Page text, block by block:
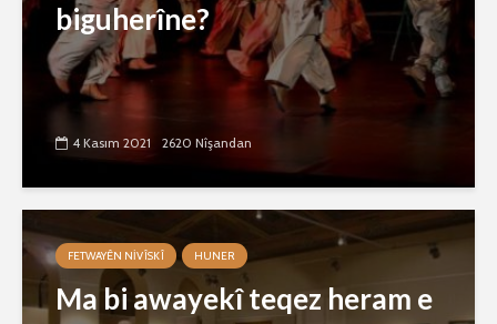
biguherîne?
4 Kasım 2021 2620 Nîşandan
FETWAYÊN NIVÎSKÎ HUNER
Ma bi awayekî teqez heram e